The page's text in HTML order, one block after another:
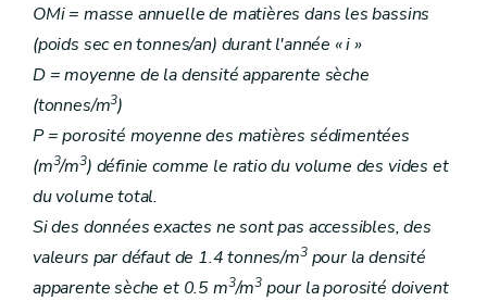
OMi = masse annuelle de matières dans les bassins
(poids sec en tonnes/an) durant l'année « i »
D = moyenne de la densité apparente sèche
(tonnes/m3)
P = porosité moyenne des matières sédimentées
(m3/m3) définie comme le ratio du volume des vides et
du volume total.
Si des données exactes ne sont pas accessibles, des
valeurs par défaut de 1.4 tonnes/m3pour la densité
apparente sèche et 0.5 m3/m3pour la porosité doivent